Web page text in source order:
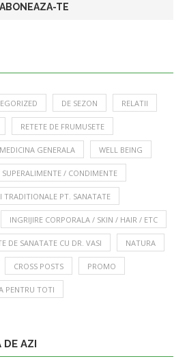
DE SEZON RELATII
RETETE DE FRUMUSETE
MEDICINA GENERALA WELL BEING
SUPERALIMENTE / CONDIMENTE
TRADITIONALE PT. SANATATE
INGRIJIRE CORPORALA / SKIN / HAIR / ETC
DE SANATATE CU DR. VASI NATURA
CROSS POSTS PROMO
PENTRU TOTI
DE AZI